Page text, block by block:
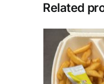
Related